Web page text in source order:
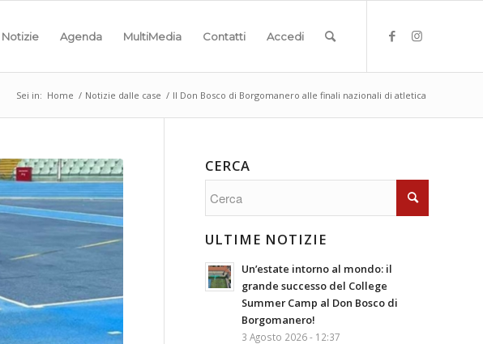
Notizie Agenda MultiMedia Contatti Accedi
Sei in: Home / Notizie dalle case / Il Don Bosco di Borgomanero alle finali nazionali di atletica
CERCA
ULTIME NOTIZIE
Un’estate intorno al mondo: il
grande successo del College
Summer Camp al Don Bosco di
Borgomanero!
3 Agosto 2026 - 12:37